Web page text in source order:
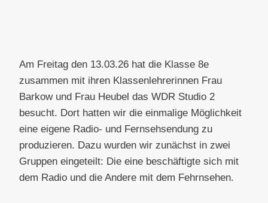
Am Freitag den 13.03.26 hat die Klasse 8e
zusammen mit ihren Klassenlehrerinnen Frau
Barkow und Frau Heubel das WDR Studio 2
besucht. Dort hatten wir die einmalige Möglichkeit
eine eigene Radio- und Fernsehsendung zu
produzieren. Dazu wurden wir zunächst in zwei
Gruppen eingeteilt: Die eine beschäftigte sich mit
dem Radio und die Andere mit dem Fehrnsehen.